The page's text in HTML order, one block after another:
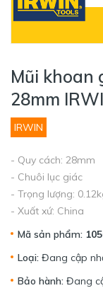
Mũi khoan
28mm
IRWIN
- Quy cách: 28mm
- Chuôi lục giác
- Trọng lượng:
- Xuất xứ: China
Mã sản phẩm:
Loại: Đang cập
Bảo hành: Đang